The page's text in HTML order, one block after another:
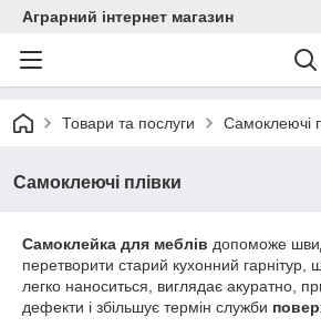
Аграрний інтернет магазин
Товари та послуги Самоклеючі
Самоклеючі плівки
Самоклейка для меблів допоможе
перетворити старий кухонний гарнітур,
легко наноситься, виглядає акуратно,
дефекти і збільшує термін служби